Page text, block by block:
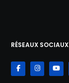
RÉSEAUX SOCIAUX